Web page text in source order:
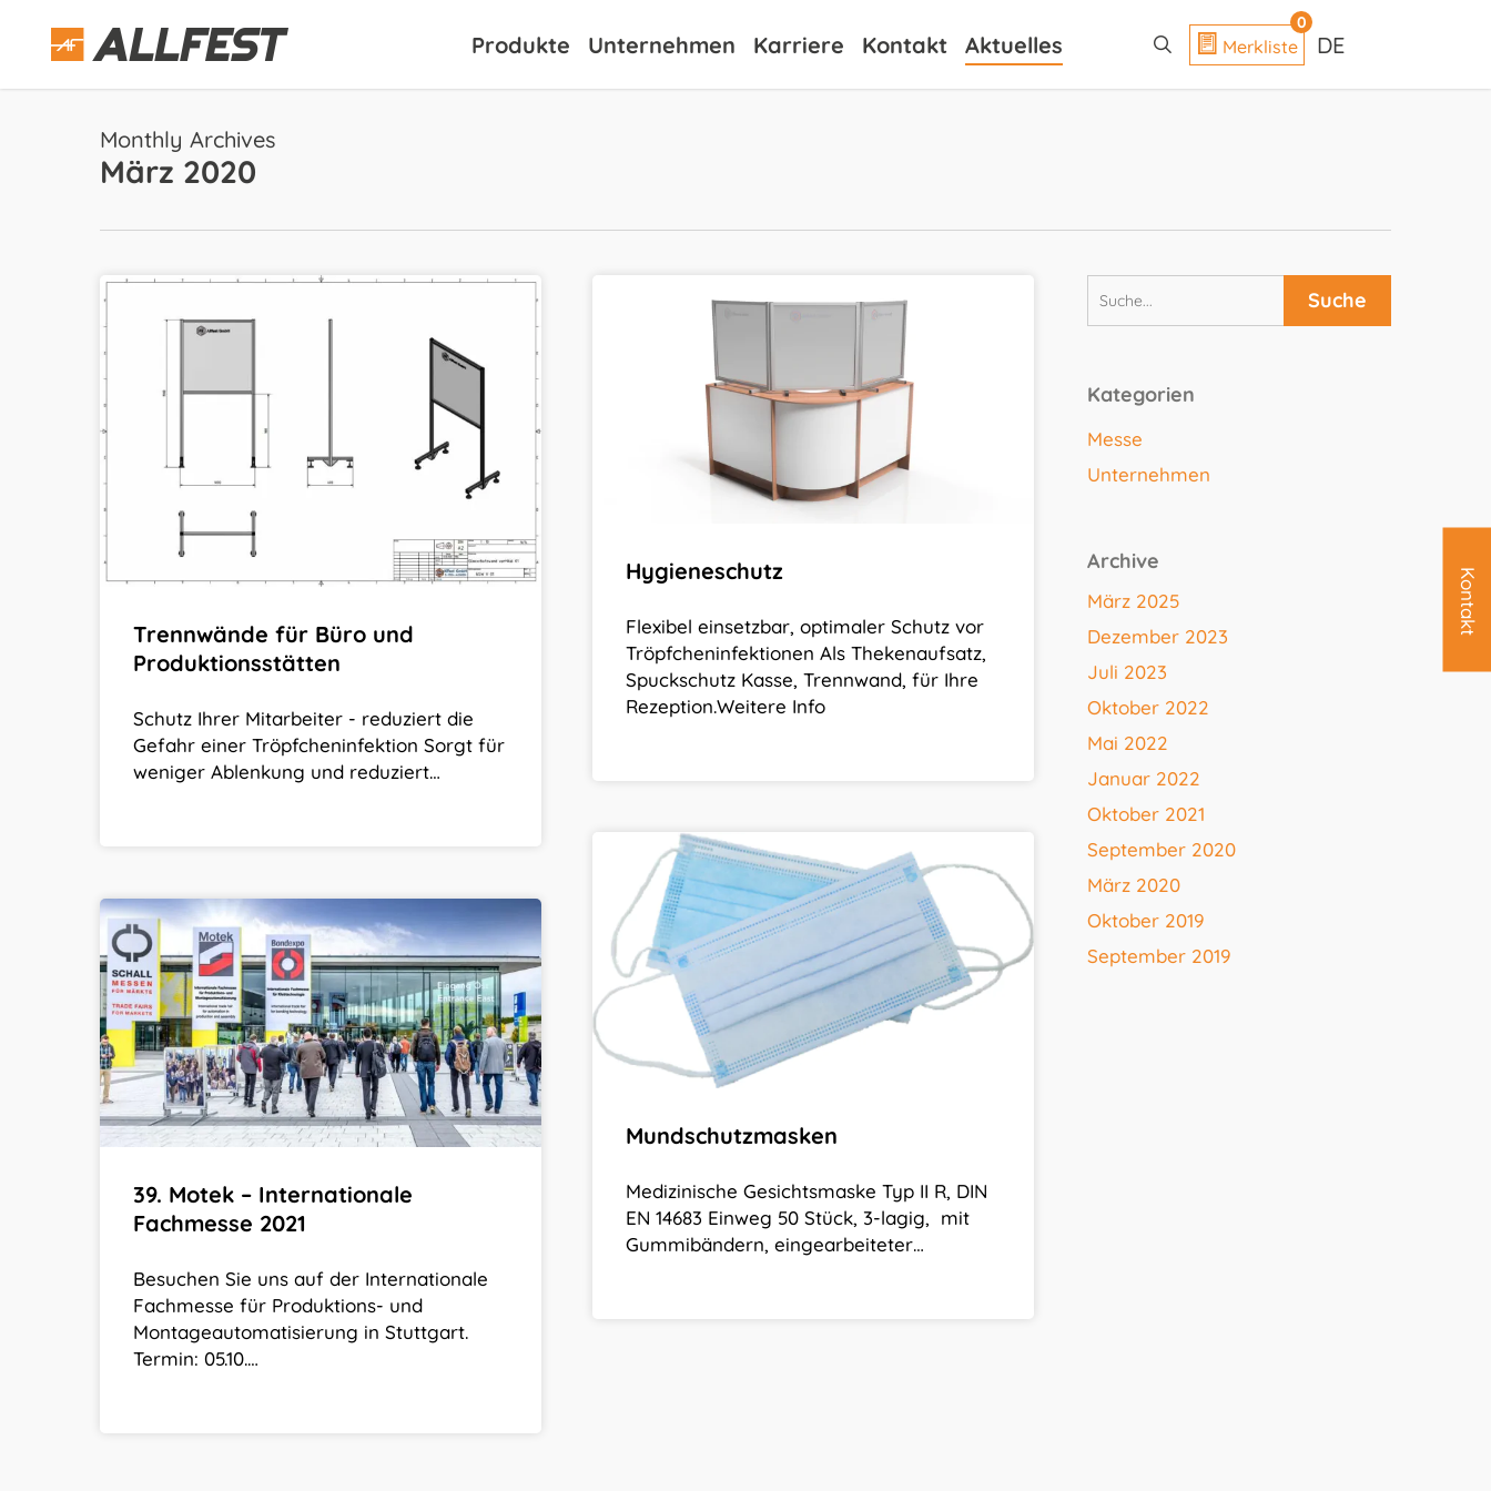
content
Produkte Unternehmen Karriere Kontakt Aktuelles
0
Merkliste DE
Monthly Archives
März 2020
Trennwände
Produktionsstätten
Trennwände für Büro und
Produktionsstätten
Schutz Ihrer Mitarbeiter - reduziert die
Gefahr einer Tröpfcheninfektion Sorgt für
weniger Ablenkung und reduziert…
Hygieneschutz
Flexibel einsetzbar, optimaler Schutz vor
Tröpfcheninfektionen Als Thekenaufsatz,
Spuckschutz Kasse, Trennwand, für Ihre
Rezeption.Weitere Info
Mundschutzmasken
Mundschutzmasken
Medizinische Gesichtsmaske Typ II R, DIN
EN 14683 Einweg 50 Stück, 3-lagig, mit
Gummibändern, eingearbeiteter…
39.
Motek
–
Internationale
Fachmesse
2021
39. Motek – Internationale
Fachmesse 2021
Besuchen Sie uns auf der Internationale
Fachmesse für Produktions- und
Montageautomatisierung in Stuttgart.
Termin: 05.10.…
Kategorien
Messe
Unternehmen
Archive
März 2025
Dezember 2023
Juli 2023
Oktober 2022
Mai 2022
Januar 2022
Oktober 2021
September 2020
März 2020
Oktober 2019
September 2019
Kontakt